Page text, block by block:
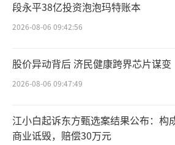
段永平38亿投资泡泡玛特账本
2026-08-06 09:42:56
股价异动背后 济民健康跨界芯片谋变
2026-08-06 09:47:49
江小白起诉东方甄选案结果公布：构
商业诋毁，赔偿30万元